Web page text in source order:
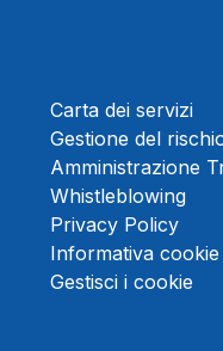
Carta dei servizi
Gestione del
Amministrazione
Whistleblowing
Privacy Policy
Informativa cookie
Gestisci i cookie